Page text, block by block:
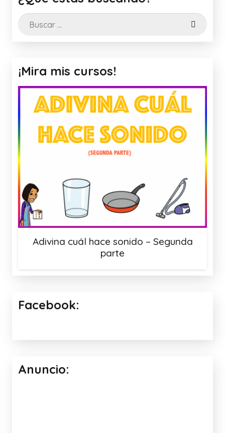
Buscar:
¡Mira mis cursos!
Adivina cuál hace sonido – Segunda
parte
Facebook:
Anuncio: